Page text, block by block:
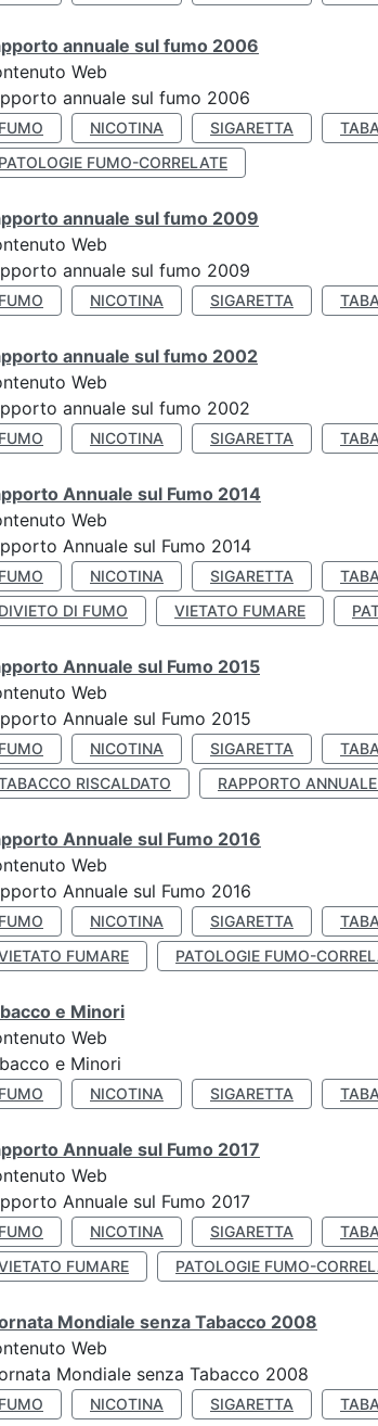
annuale sul fumo 2006
Web
annuale sul fumo 2006
FUMO NICOTINA SIGARETTA
PATOLOGIE FUMO-CORRELATE
annuale sul fumo 2009
Web
annuale sul fumo 2009
FUMO NICOTINA SIGARETTA
annuale sul fumo 2002
Web
annuale sul fumo 2002
FUMO NICOTINA SIGARETTA
Annuale sul Fumo 2014
Web
Annuale sul Fumo 2014
FUMO NICOTINA SIGARETTA
DIVIETO DI FUMO
VIETATO FUMARE
Annuale sul Fumo 2015
Web
Annuale sul Fumo 2015
FUMO NICOTINA SIGARETTA
RISCALDATO
RAPPORTO
Annuale sul Fumo 2016
Web
Annuale sul Fumo 2016
FUMO NICOTINA SIGARETTA
FUMARE
PATOLOGIE FUMO-
e Minori
Web
e Minori
FUMO NICOTINA SIGARETTA
Annuale sul Fumo 2017
Web
Annuale sul Fumo 2017
FUMO NICOTINA SIGARETTA
FUMARE
PATOLOGIE FUMO-
Mondiale senza Tabacco 2008
Web
Mondiale senza Tabacco 2008
FUMO NICOTINA SIGARETTA